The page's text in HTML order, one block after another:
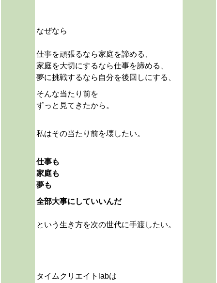
なぜなら
仕事を頑張るなら家庭を諦める、
家庭を大切にするなら仕事を諦める、
夢に挑戦するなら自分を後回しにする、
そんな当たり前を
ずっと見てきたから。
私はその当たり前を壊したい。
仕事も
家庭も
夢も
全部大事にしていいんだ
という生き方を次の世代に手渡したい。
タイムクリエイトlabは